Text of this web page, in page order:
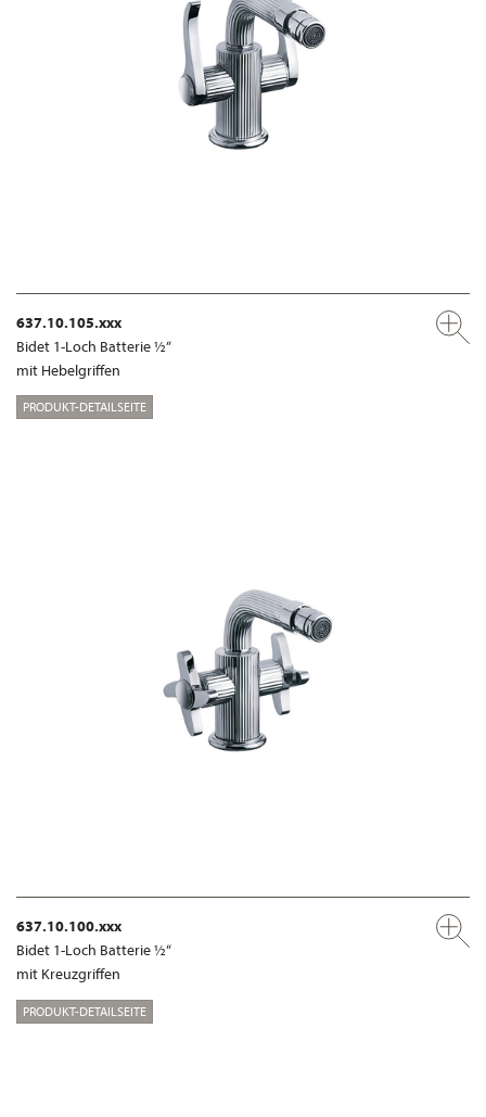
637.10.105.xxx
Bidet 1-Loch Batterie ½“
mit Hebelgriffen
PRODUKT-DETAILSEITE
637.10.100.xxx
Bidet 1-Loch Batterie ½“
mit Kreuzgriffen
PRODUKT-DETAILSEITE